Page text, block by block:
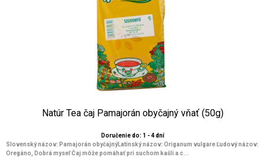
Natúr Tea čaj Pamajorán obyčajný vňať (50g)
Doručenie do: 1 - 4 dní
Slovenský názov: Pamajorán obyčajnýLatinský názov: Origanum vulgare Ľudový názov:
Oregáno, Dobrá myseľ Čaj môže pomáhať pri suchom kašli a c...